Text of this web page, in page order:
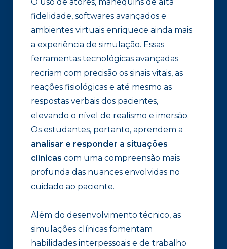
fidelidade, softwares avançados e
ambientes virtuais enriquece ainda mais
a experiência de simulação. Essas
ferramentas tecnológicas avançadas
recriam com precisão os sinais vitais, as
reações fisiológicas e até mesmo as
respostas verbais dos pacientes,
elevando o nível de realismo e imersão.
Os estudantes, portanto, aprendem a
analisar e responder a situações
clínicas com uma compreensão mais
profunda das nuances envolvidas no
cuidado ao paciente.
Além do desenvolvimento técnico, as
simulações clínicas fomentam
habilidades interpessoais e de trabalho